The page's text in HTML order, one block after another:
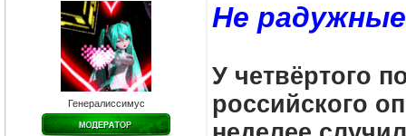
Генералиссимус
Не
У четвёртого
российского